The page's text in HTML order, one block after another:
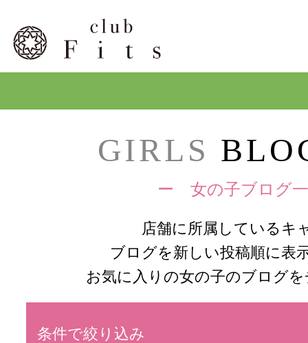
GIRLS
ー 女の子ブログ
店舗に所属しているキ
ブログを新しい投稿順に表
お気に入りの女の子のブログ
条件で絞り込み